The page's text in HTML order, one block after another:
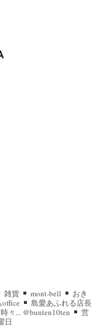
雑貨 mont-bell
おき
島愛あふれる店長
々... @bunten10ten
営
日